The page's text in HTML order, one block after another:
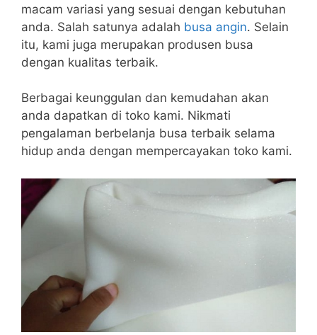
macam variasi yang sesuai dengan kebutuhan
anda. Salah satunya adalah busa angin. Selain
itu, kami juga merupakan produsen busa
dengan kualitas terbaik.
Berbagai keunggulan dan kemudahan akan
anda dapatkan di toko kami. Nikmati
pengalaman berbelanja busa terbaik selama
hidup anda dengan mempercayakan toko kami.